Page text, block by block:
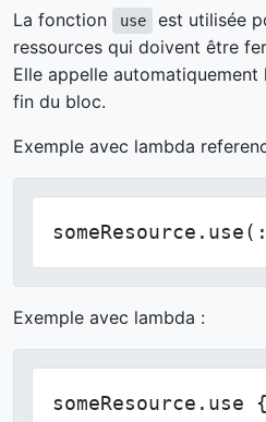
La fonction use
est utilisée
ressources qui doivent être
Elle appelle
fin du bloc.
Exemple avec lambda
Exemple avec lambda :